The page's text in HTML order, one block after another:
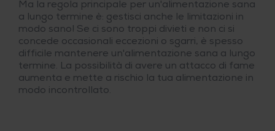
Ma la regola principale per un'alimentazione sana
a lungo termine è: gestisci anche le limitazioni in
modo sano! Se ci sono troppi divieti e non ci si
concede occasionali eccezioni o sgarri, è spesso
difficile mantenere un'alimentazione sana a lungo
termine. La possibilità di avere un attacco di fame
aumenta e mette a rischio la tua alimentazione in
modo incontrollato.